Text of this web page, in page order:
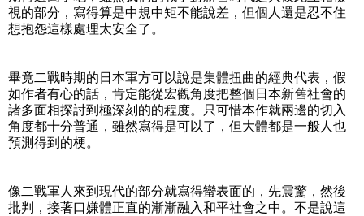
視的部分，寫得算是中規中矩不能說差，但個人還是忍不住
想抱怨這樣處理太安全了。
畢竟二戰時期的日本軍方可以說是集體扭曲的經典代表，假
如作者有心的話，肯定能從宏觀角度把整個日本新舊社會的
諸多面相探討到極深刻的的程度。只可惜本作就兩邊的切入
角度都十分普通，雖然寫得是可以了，但大體都是一般人也
預測得到的梗。
像二戰軍人來到現代的部分就寫得蠻表面的，先震驚，然後
批判，接著口嫌體正直的漸漸融入和平社會之中。不是說這